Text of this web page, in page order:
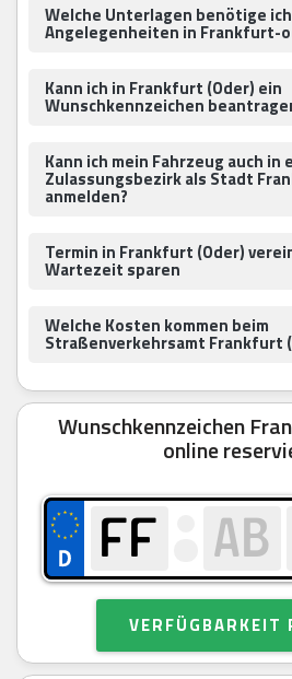
Welche Unterlagen benötige
Angelegenheiten in Frankfurt-
Kann ich in Frankfurt (Oder) ein
Wunschkennzeichen
Kann ich mein Fahrzeug auch in
Zulassungsbezirk als Stadt
anmelden?
Termin in Frankfurt (Oder)
Wartezeit sparen
Welche Kosten kommen beim
Straßenverkehrsamt Frankfurt
Wunschkennzeichen
online
VERFÜGBARKEIT